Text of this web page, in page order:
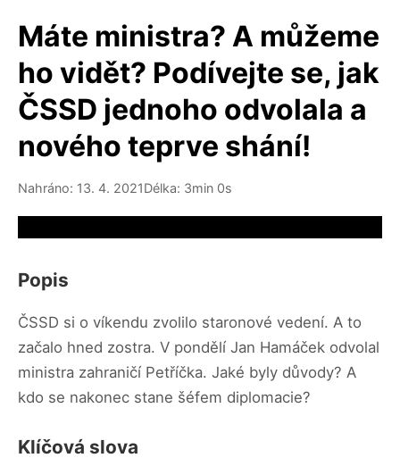
Máte ministra? A můžeme
ho vidět? Podívejte se, jak
ČSSD jednoho odvolala a
nového teprve shání!
Nahráno: 13. 4. 2021Délka: 3min 0s
Popis
ČSSD si o víkendu zvolilo staronové vedení. A to
začalo hned zostra. V pondělí Jan Hamáček odvolal
ministra zahraničí Petříčka. Jaké byly důvody? A
kdo se nakonec stane šéfem diplomacie?
Klíčová slova